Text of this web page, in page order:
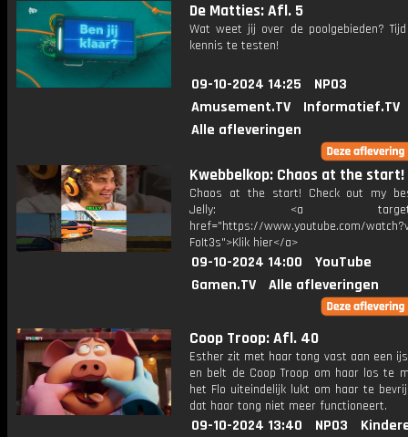
De Matties: Afl. 5
Wat weet jij over de poolgebieden?
kennis te testen!
09-10-2024 14:25
NPO3
Amusement.TV
Informatief.TV
Alle afleveringen
Kwebbelkop: Chaos at the start!
Chaos at the start! Check out my
Jelly: <a
href="https://www.youtube.com/
FoIt3s">Klik hier</a>
09-10-2024 14:00
YouTube
Gamen.TV
Alle afleveringen
Coop Troop: Afl. 40
Esther zit met haar tong vast aan een
en belt de Coop Troop om haar los te
het Flo uiteindelijk lukt om haar te
dat haar tong niet meer functioneert.
09-10-2024 13:40 NPO3